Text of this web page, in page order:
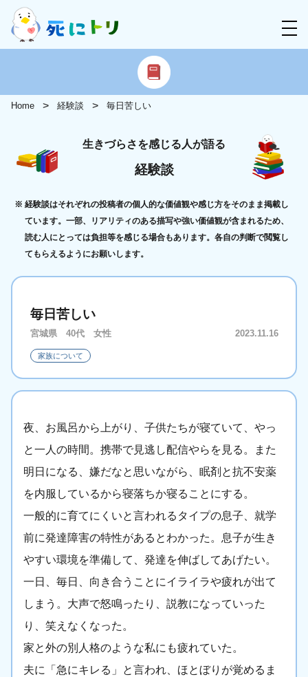
Home 経験談 毎日苦しい
生きづらさを感じる人が語る
経験談
経験談はそれぞれの投稿者の個人的な価値観や感じ方をそのまま掲載し
ています。一部、リアリティのある描写や強い価値観が含まれるため、
読む人にとっては負担等を感じる場合もあります。各自の判断で閲覧し
てもらえるようにお願いします。
毎日苦しい
宮城県 40代 女性 2023.11.16
家族について
夜、お風呂から上がり、子供たちが寝ていて、やっ
と一人の時間。携帯で見逃し配信やらを見る。また
明日になる、嫌だなと思いながら、眠剤と抗不安薬
を内服しているから寝落ちか寝ることにする。
一般的に育てにくいと言われるタイプの息子、就学
前に発達障害の特性があるとわかった。息子が生き
やすい環境を準備して、発達を伸ばしてあげたい。
一日、毎日、向き合うことにイライラや疲れが出て
しまう。大声で怒鳴ったり、説教になっていった
り、笑えなくなった。
家と外の別人格のような私にも疲れていた。
夫に「急にキレる」と言われ、ほとぼりが覚めるま